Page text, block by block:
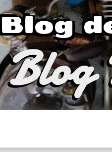
Blog
Blog